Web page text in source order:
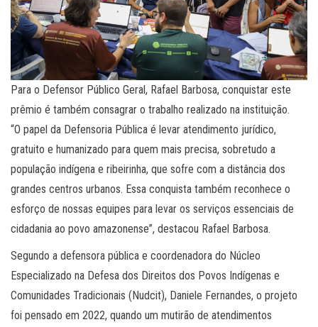
Para o Defensor Público Geral, Rafael Barbosa, conquistar este
prêmio é também consagrar o trabalho realizado na instituição.
“O papel da Defensoria Pública é levar atendimento jurídico,
gratuito e humanizado para quem mais precisa, sobretudo a
população indígena e ribeirinha, que sofre com a distância dos
grandes centros urbanos. Essa conquista também reconhece o
esforço de nossas equipes para levar os serviços essenciais de
cidadania ao povo amazonense”, destacou Rafael Barbosa.
Segundo a defensora pública e coordenadora do Núcleo
Especializado na Defesa dos Direitos dos Povos Indígenas e
Comunidades Tradicionais (Nudcit), Daniele Fernandes, o projeto
foi pensado em 2022, quando um mutirão de atendimentos